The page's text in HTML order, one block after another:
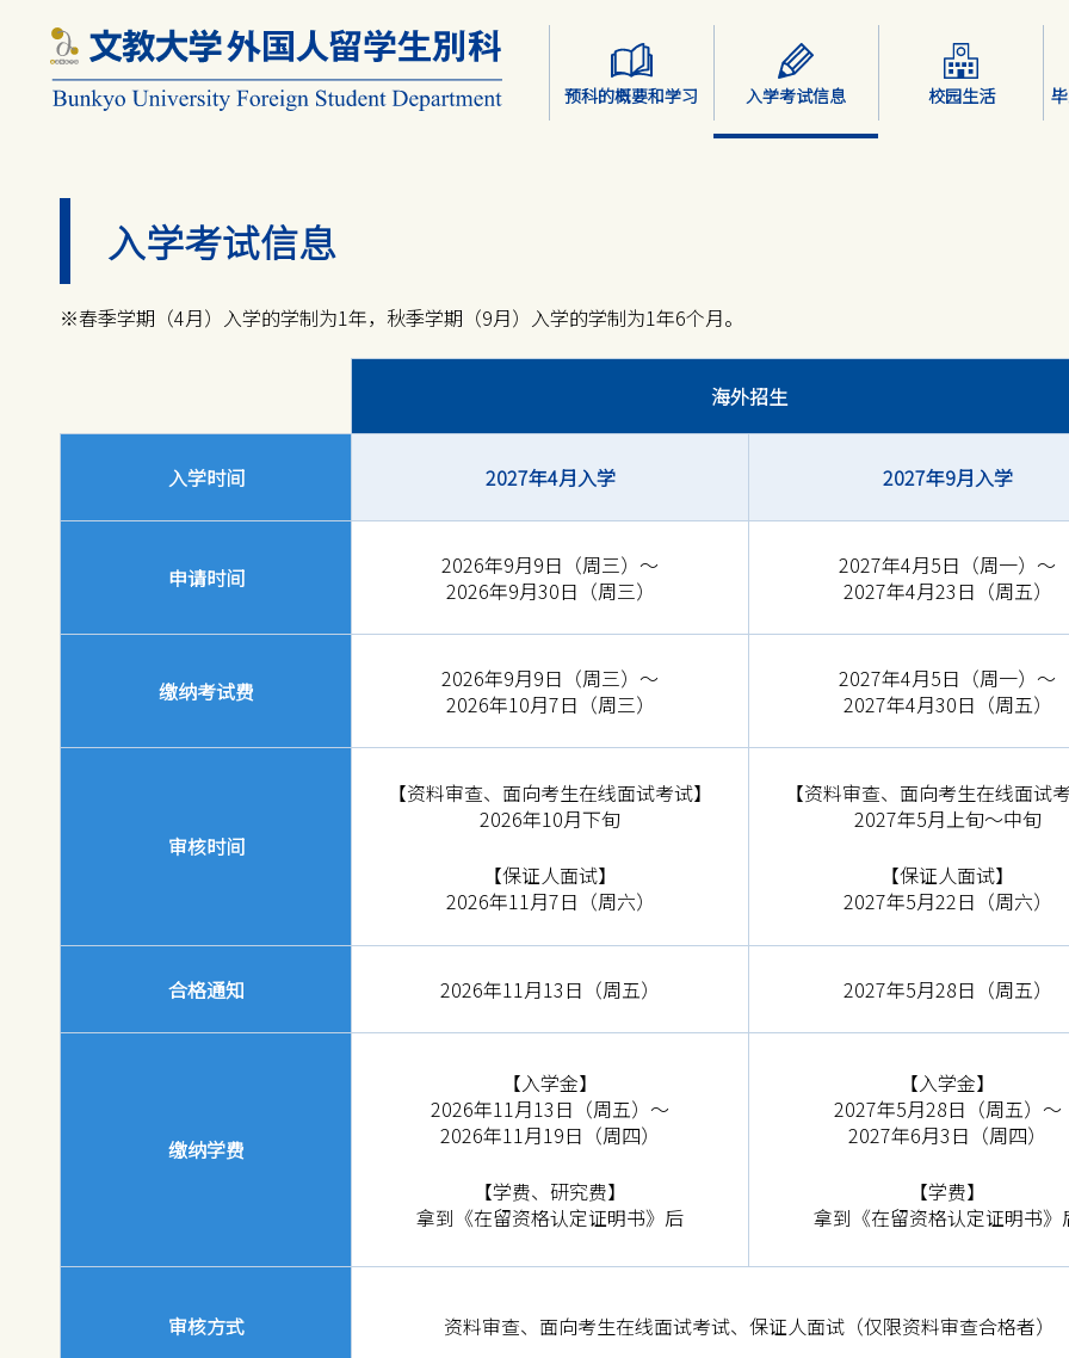
预科的概要和学习 入学考试信息 校园生活
入学考试信息
※春季学期（4月）入学的学制为1年，秋季学期（9月）入学的学制为1年6个月。
海外招生
入学时间 2027年4月入学 2027年9月入学
申请时间
2026年9月9日（周三）～
2026年9月30日（周三）
2027年4月5日（周一）～
2027年4月23日（周五）
缴纳考试费
2026年9月9日（周三）～
2026年10月7日（周三）
2027年4月5日（周一）～
2027年4月30日（周五）
审核时间
【资料审查、面向考生在线面试考试】
2026年10月下旬
【保证人面试】
2026年11月7日（周六）
【资料审查、面向考生在线面试
2027年5月上旬～中旬
【保证人面试】
2027年5月22日（周六）
合格通知 2026年11月13日（周五） 2027年5月28日（周五）
缴纳学费
【入学金】
2026年11月13日（周五）～
2026年11月19日（周四）
【学费、研究费】
拿到《在留资格认定证明书》后
【入学金】
2027年5月28日（周五）～
2027年6月3日（周四）
【学费】
拿到《在留资格认定证明书》
审核方式 资料审查、面向考生在线面试考试、保证人面试（仅限资料审查合格者）